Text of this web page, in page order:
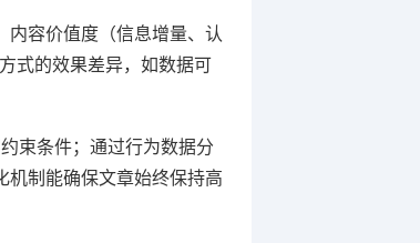
内容价值度（信息增量、认
式的效果差异，如数据可
束条件；通过行为数据分
机制能确保文章始终保持高